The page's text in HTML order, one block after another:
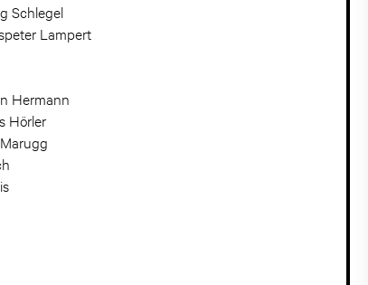
Schlegel
Lampert
Hermann
Hörler